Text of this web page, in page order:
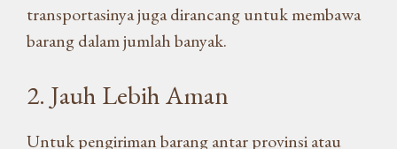
transportasinya juga dirancang untuk membawa
barang dalam jumlah banyak.
2. Jauh Lebih Aman
Untuk pengiriman barang antar provinsi atau